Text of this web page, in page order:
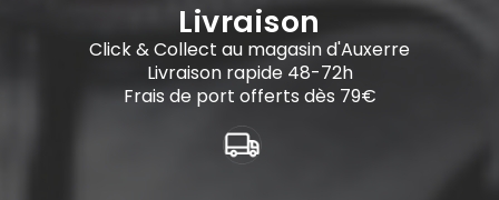
Livraison
Click & Collect au magasin d'Auxerre
Livraison rapide 48-72h
Frais de port offerts dès 79€